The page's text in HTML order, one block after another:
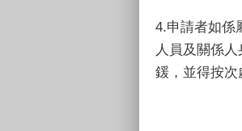
4.申請者如係
人員及關係
鍰，並得按次